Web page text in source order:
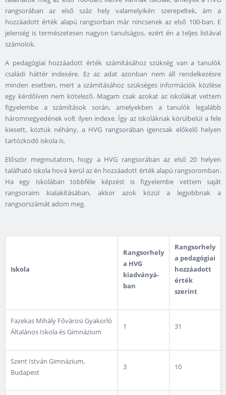
rangsorában az első száz hely valamelyikén szerepeltek, ám a
hozzáadott érték alapú rangsorban már nincsenek az első 100-ban. E
jelenség is természetesen nagyon tanulságos, ezért én a teljes listával
számolok.
A pedagógiai hozzáadott érték számításához szükség van a tanulók
családi háttér indexére. Ez az adat azonban nem áll rendelkezésre
minden esetben, mert a számításához szükséges információk közlése
egy kérdőíven nem kötelező. Magam csak azokat az iskolákat vettem
figyelembe a számítások során, amelyekben a tanulók legalább
háromnegyedének volt ilyen indexe. Így az iskoláknak körülbelül a fele
kiesett, köztük néhány, a HVG rangsorában igencsak előkelő helyen
tartózkodó iskola is.
Először megmutatom, hogy a HVG rangsorában az első 20 helyen
található iskola hová kerül az én hozzáadott érték alapú rangsoromban.
Ha egy iskolában többféle képzést is figyelembe vettem saját
rangsoraim kialakításában, akkor azok közül a legjobbnak a
rangsorszámát adom meg.
Iskola
Rangsorhely
a HVG
kiadványá­
ban
Rangsorhely
a pedagógiai
hozzáadott
érték
szerint
Fazekas Mihály Fővárosi Gyakorló
Általános Iskola és Gimnázium
1 31
Szent István Gimnázium,
Budapest
3 10